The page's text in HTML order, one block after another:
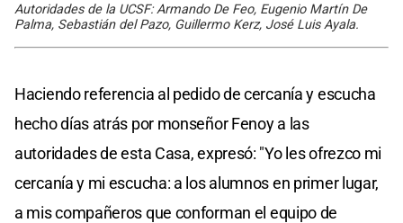
Autoridades de la UCSF: Armando De Feo, Eugenio Martín De
Palma, Sebastián del Pazo, Guillermo Kerz, José Luis Ayala.
Haciendo referencia al pedido de cercanía y escucha
hecho días atrás por monseñor Fenoy a las
autoridades de esta Casa, expresó: "Yo les ofrezco mi
cercanía y mi escucha: a los alumnos en primer lugar,
a mis compañeros que conforman el equipo de